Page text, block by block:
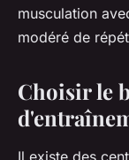
musculation
modéré de
Choisir le